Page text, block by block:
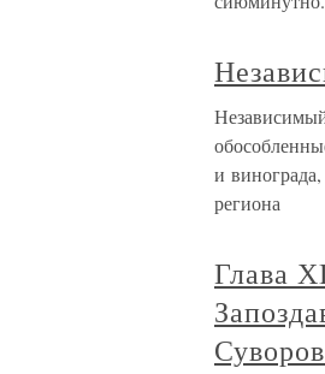
и
региона
Глава